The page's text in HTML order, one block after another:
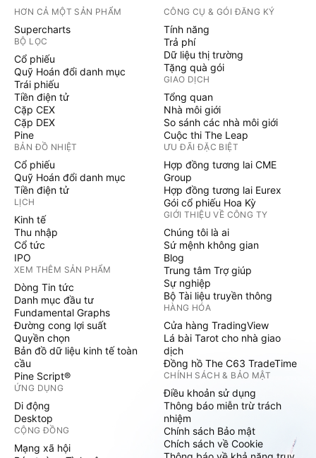
HƠN CẢ MỘT SẢN PHẨM
Supercharts
BỘ LỌC
Cổ phiếu
Quỹ Hoán đổi danh mục
Trái phiếu
Tiền điện tử
Cặp CEX
Cặp DEX
Pine
BẢN ĐỒ NHIỆT
Cổ phiếu
Quỹ Hoán đổi danh mục
Tiền điện tử
LỊCH
Kinh tế
Thu nhập
Cổ tức
IPO
XEM THÊM SẢN PHẨM
Dòng Tin tức
Danh mục đầu tư
Fundamental Graphs
Đường cong lợi suất
Quyền chọn
Bản đồ dữ liệu kinh tế toàn
cầu
Pine Script®
ỨNG DỤNG
Di động
Desktop
CỘNG ĐỒNG
Mạng xã hội
CÔNG CỤ & GÓI ĐĂNG KÝ
Tính năng
Trả phí
Dữ liệu thị trường
Tặng quà gói
GIAO DỊCH
Tổng quan
Nhà môi giới
So sánh các nhà môi giới
Cuộc thi The Leap
ƯU ĐÃI ĐẶC BIỆT
Hợp đồng tương lai CME
Group
Hợp đồng tương lai Eurex
Gói cổ phiếu Hoa Kỳ
GIỚI THIỆU VỀ CÔNG TY
Chúng tôi là ai
Sứ mệnh không gian
Blog
Trung tâm Trợ giúp
Sự nghiệp
Bộ Tài liệu truyền thông
HÀNG HÓA
Cửa hàng TradingView
Lá bài Tarot cho nhà giao
dịch
Đồng hồ The C63 TradeTime
CHÍNH SÁCH & BẢO MẬT
Điều khoản sử dụng
Thông báo miễn trừ trách
nhiệm
Chính sách Bảo mật
Chích sách về Cookie